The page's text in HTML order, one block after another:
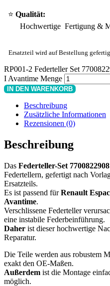
⭐ Qualität:
Hochwertige Fertigung &
Ersatzteil wird auf Bestellung
RP001-2 Federteller Set
I Avantime Menge
IN DEN WARENKORB
Beschreibung
Zusätzliche Informationen
Rezensionen (0)
Beschreibung
Das Federteller-Set 7700822908
Federtellern, gefertigt nach
Ersatzteils.
Es ist passend fürRenault
Avantime.
Verschlissene Federteller
eine instabile Federbeinführung.
Daher ist dieser hochwertige
Reparatur.
Die Teile werden aus robustem
exakt den OE-Maßen.
Außerdem ist die Montage
möglich.